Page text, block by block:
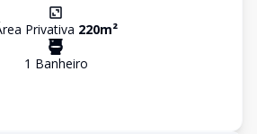
Privativa 220m²
1 Banheiro